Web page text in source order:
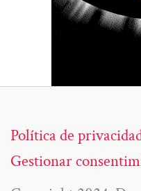
Política de
Gestionar